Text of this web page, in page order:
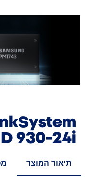
930-24i
תיאור המוצר